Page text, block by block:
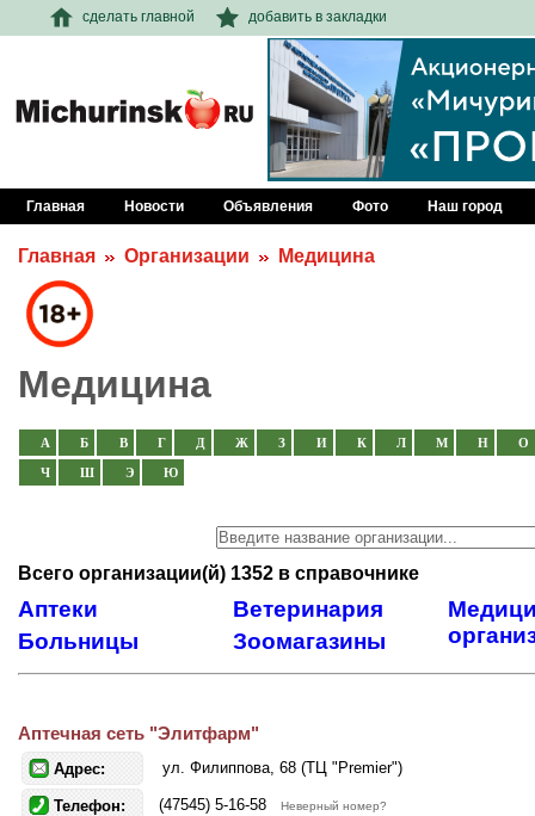
сделать главной добавить в закладки
Главная Новости Объявления Фото Наш город
Главная Организации Медицина
Медицина
А Б В Г Д Ж З И К Л М Н О
Ч Ш Э Ю
Всего организации(й) 1352 в справочнике
Аптеки
Больницы
Ветеринария
Зоомагазины
Аптечная сеть "Элитфарм"
Адрес: ул. Филиппова, 68 (ТЦ "Premier")
Телефон: (47545) 5-16-58 Неверный номер?